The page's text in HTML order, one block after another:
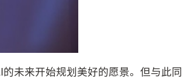
未来开始规划美好的愿景。但与此同